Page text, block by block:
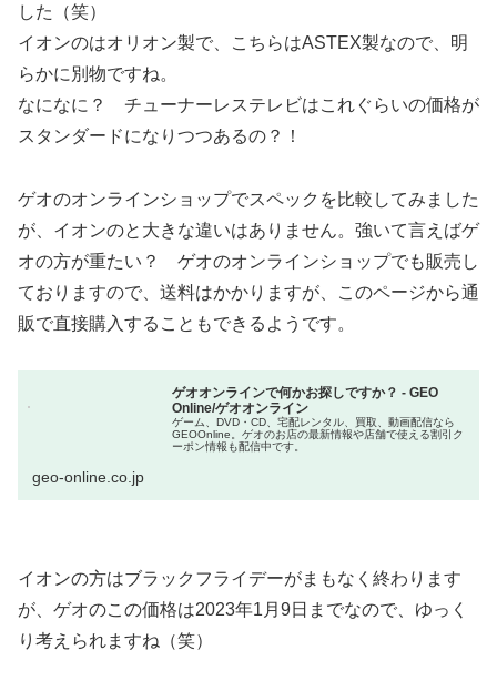
した（笑）
イオンのはオリオン製で、こちらはASTEX製なので、明
らかに別物ですね。
なになに？ チューナーレステレビはこれぐらいの価格が
スタンダードになりつつあるの？！
ゲオのオンラインショップでスペックを比較してみました
が、イオンのと大きな違いはありません。強いて言えばゲ
オの方が重たい？ ゲオのオンラインショップでも販売し
ておりますので、送料はかかりますが、このページから通
販で直接購入することもできるようです。
ゲオオンラインで何かお探しですか？ - GEO
Online/ゲオオンライン
ゲーム、DVD・CD、宅配レンタル、買取、動画配信なら
GEOOnline。ゲオのお店の最新情報や店舗で使える割引ク
ーポン情報も配信中です。
geo-online.co.jp
イオンの方はブラックフライデーがまもなく終わります
が、ゲオのこの価格は2023年1月9日までなので、ゆっく
り考えられますね（笑）